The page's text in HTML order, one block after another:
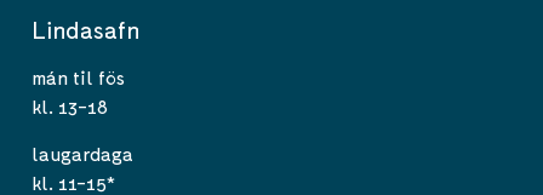
Lindasafn
mán til fös
kl. 13-18
laugardaga
kl. 11-15*